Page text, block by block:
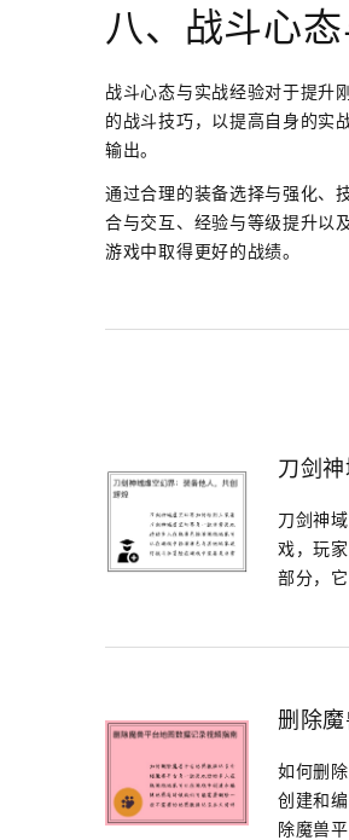
八、战斗心
战斗心态与实战经验对于提升
的战斗技巧，以提高自身的实
输出。
通过合理的装备选择与强化、
合与交互、经验与等级提升以
游戏中取得更好的战绩。
刀剑
刀剑神
戏，玩
部分，
删除
如何删
创建和
除魔兽